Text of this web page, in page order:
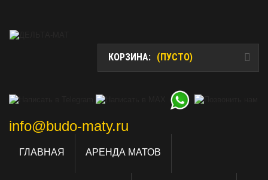
info@budo-maty.ru
ГЛАВНАЯ АРЕНДА МАТОВ
КОРЗИНА: (ПУСТО)